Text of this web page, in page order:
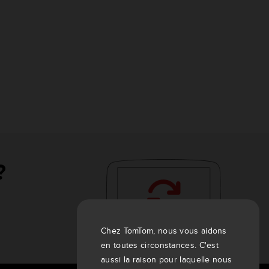
Chez TomTom, nous vous aidons
en toutes circonstances. C'est
aussi la raison pour laquelle nous